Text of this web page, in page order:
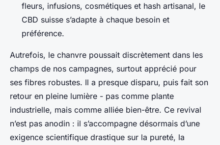
fleurs, infusions, cosmétiques et hash artisanal, le
CBD suisse s’adapte à chaque besoin et
préférence.
Autrefois, le chanvre poussait discrètement dans les
champs de nos campagnes, surtout apprécié pour
ses fibres robustes. Il a presque disparu, puis fait son
retour en pleine lumière - pas comme plante
industrielle, mais comme alliée bien-être. Ce revival
n’est pas anodin : il s’accompagne désormais d’une
exigence scientifique drastique sur la pureté, la